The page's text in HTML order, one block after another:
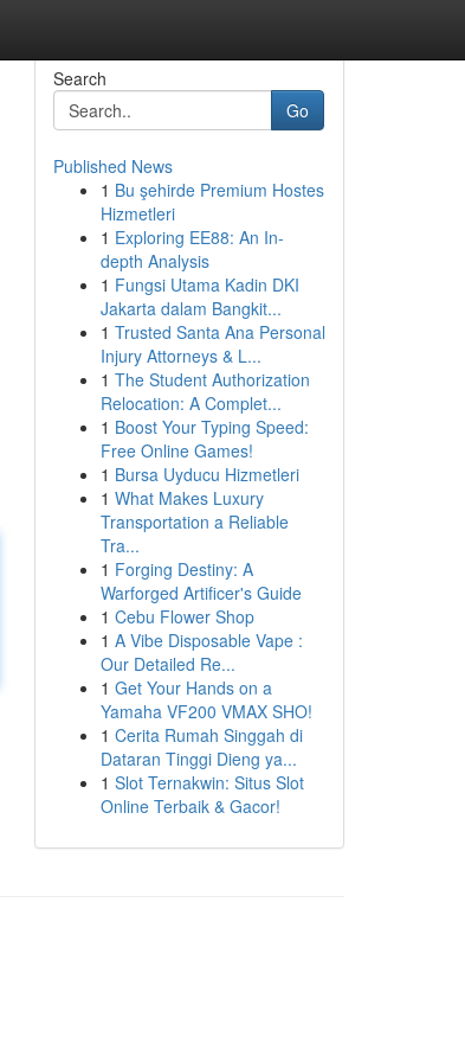
Search
Go
Published News
1 Bu şehirde Premium Hostes
Hizmetleri
1 Exploring EE88: An In-
depth Analysis
1 Fungsi Utama Kadin DKI
Jakarta dalam Bangkit...
1 Trusted Santa Ana Personal
Injury Attorneys & L...
1 The Student Authorization
Relocation: A Complet...
1 Boost Your Typing Speed:
Free Online Games!
1 Bursa Uyducu Hizmetleri
1 What Makes Luxury
Transportation a Reliable
Tra...
1 Forging Destiny: A
Warforged Artificer's Guide
1 Cebu Flower Shop
1 A Vibe Disposable Vape :
Our Detailed Re...
1 Get Your Hands on a
Yamaha VF200 VMAX SHO!
1 Cerita Rumah Singgah di
Dataran Tinggi Dieng ya...
1 Slot Ternakwin: Situs Slot
Online Terbaik & Gacor!